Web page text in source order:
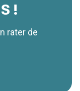
!
rater de